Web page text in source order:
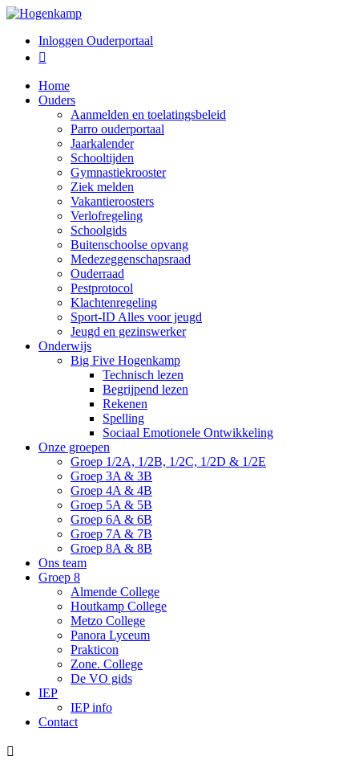
Inloggen Ouderportaal

Home
Ouders
Aanmelden en toelatingsbeleid
Parro ouderportaal
Jaarkalender
Schooltijden
Gymnastiekrooster
Ziek melden
Vakantieroosters
Verlofregeling
Schoolgids
Buitenschoolse opvang
Medezeggenschapsraad
Ouderraad
Pestprotocol
Klachtenregeling
Sport-ID Alles voor jeugd
Jeugd en gezinswerker
Onderwijs
Big Five Hogenkamp
Technisch lezen
Begrijpend lezen
Rekenen
Spelling
Sociaal Emotionele Ontwikkeling
Onze groepen
Groep 1/2A, 1/2B, 1/2C, 1/2D & 1/2E
Groep 3A & 3B
Groep 4A & 4B
Groep 5A & 5B
Groep 6A & 6B
Groep 7A & 7B
Groep 8A & 8B
Ons team
Groep 8
Almende College
Houtkamp College
Metzo College
Panora Lyceum
Prakticon
Zone. College
De VO gids
IEP
IEP info
Contact
